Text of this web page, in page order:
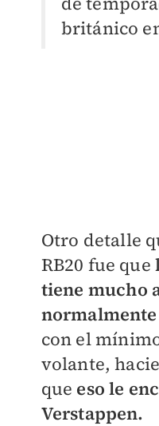
británico
Otro detalle
RB20 fue que
tiene mucho
con el
volante,
que eso le
Verstappen.